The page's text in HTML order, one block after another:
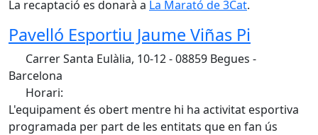
La recaptació es donarà a La Marató de 3Cat.
Pavelló Esportiu Jaume Viñas Pi
Carrer Santa Eulàlia, 10-12 - 08859 Begues -
Barcelona
Horari:
L'equipament és obert mentre hi ha activitat esportiva
programada per part de les entitats que en fan ús